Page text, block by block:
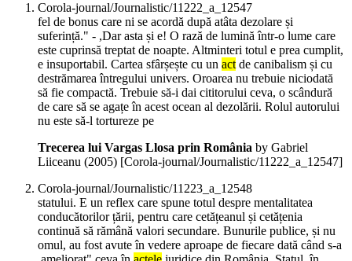
Corola-journal/Journalistic/11222_a_12547
fel de bonus care ni se acordă după atâta dezolare și
suferință." - ,Dar asta și e! O rază de lumină într-o lume care
este cuprinsă treptat de noapte. Altminteri totul e prea cumplit,
e insuportabil. Cartea sfârșește cu un actde canibalism și cu
destrămarea întregului univers. Oroarea nu trebuie niciodată
să fie compactă. Trebuie să-i dai cititorului ceva, o scândură
de care să se agațe în acest ocean al dezolării. Rolul autorului
nu este să-l tortureze pe
Trecerea lui Vargas Llosa prin România by Gabriel
Liiceanu (2005) [Corola-journal/Journalistic/11222_a_12547]
Corola-journal/Journalistic/11223_a_12548
statului. E un reflex care spune totul despre mentalitatea
conducătorilor țării, pentru care cetățeanul și cetățenia
continuă să rămână valori secundare. Bunurile publice, și nu
omul, au fost avute în vedere aproape de fiecare dată când s-a